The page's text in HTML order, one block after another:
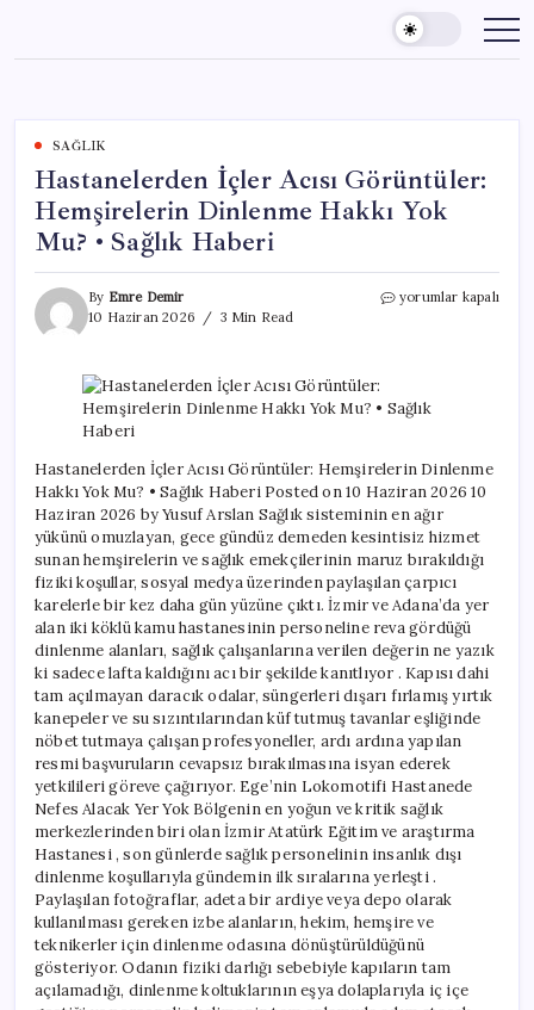
content
SAĞLIK
Hastanelerden İçler Acısı Görüntüler:
Hemşirelerin Dinlenme Hakkı Yok
Mu? • Sağlık Haberi
By Emre Demir
10 Haziran 2026
3 Min Read
Hastanelerden
Hakkı
•
Sağlık
Haberi
için
yorumlar kapalı
Hastanelerden İçler Acısı Görüntüler: Hemşirelerin Dinlenme
Hakkı Yok Mu? • Sağlık Haberi Posted on 10 Haziran 2026 10
Haziran 2026 by Yusuf Arslan Sağlık sisteminin en ağır
yükünü omuzlayan, gece gündüz demeden kesintisiz hizmet
sunan hemşirelerin ve sağlık emekçilerinin maruz bırakıldığı
fiziki koşullar, sosyal medya üzerinden paylaşılan çarpıcı
karelerle bir kez daha gün yüzüne çıktı. İzmir ve Adana’da yer
alan iki köklü kamu hastanesinin personeline reva gördüğü
dinlenme alanları, sağlık çalışanlarına verilen değerin ne yazık
ki sadece lafta kaldığını acı bir şekilde kanıtlıyor . Kapısı dahi
tam açılmayan daracık odalar, süngerleri dışarı fırlamış yırtık
kanepeler ve su sızıntılarından küf tutmuş tavanlar eşliğinde
nöbet tutmaya çalışan profesyoneller, ardı ardına yapılan
resmi başvuruların cevapsız bırakılmasına isyan ederek
yetkilileri göreve çağırıyor. Ege’nin Lokomotifi Hastanede
Nefes Alacak Yer Yok Bölgenin en yoğun ve kritik sağlık
merkezlerinden biri olan İzmir Atatürk Eğitim ve araştırma
Hastanesi , son günlerde sağlık personelinin insanlık dışı
dinlenme koşullarıyla gündemin ilk sıralarına yerleşti .
Paylaşılan fotoğraflar, adeta bir ardiye veya depo olarak
kullanılması gereken izbe alanların, hekim, hemşire ve
teknikerler için dinlenme odasına dönüştürüldüğünü
gösteriyor. Odanın fiziki darlığı sebebiyle kapıların tam
açılamadığı, dinlenme koltuklarının eşya dolaplarıyla iç içe